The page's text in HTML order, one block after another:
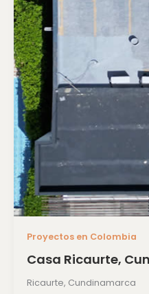
Proyectos en Colombia
Casa Ricaurte,
Ricaurte, Cundinamarca